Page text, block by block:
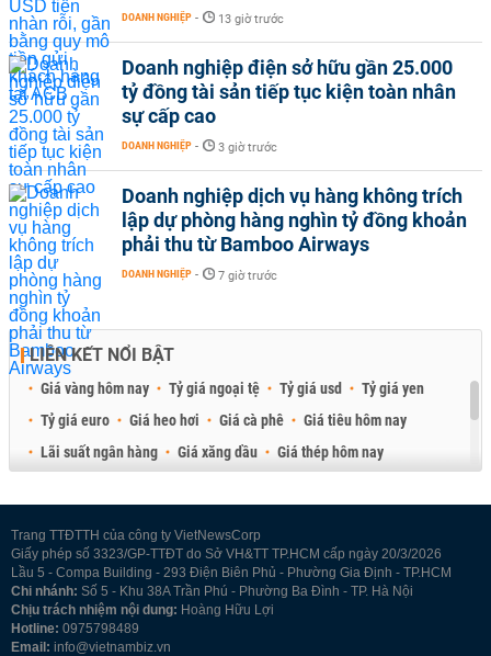
DOANH NGHIỆP - 13 giờ trước
Doanh nghiệp điện sở hữu gần 25.000
tỷ đồng tài sản tiếp tục kiện toàn nhân
sự cấp cao
DOANH NGHIỆP - 3 giờ trước
Doanh nghiệp dịch vụ hàng không trích
lập dự phòng hàng nghìn tỷ đồng khoản
phải thu từ Bamboo Airways
DOANH NGHIỆP - 7 giờ trước
LIÊN KẾT NỔI BẬT
Giá vàng hôm nay Tỷ giá ngoại tệ Tỷ giá usd
Tỷ giá yen
Tỷ giá euro
Giá heo hơi Giá cà phê
Giá tiêu hôm nay
Lãi suất ngân hàng
Giá xăng dầu
Giá thép hôm nay
Trang TTĐTTH của công ty VietNewsCorp
Giấy phép số 3323/GP-TTĐT do Sở VH&TT TP.HCM cấp ngày 20/3/2026
Lầu 5 - Compa Building - 293 Điện Biên Phủ - Phường Gia Định - TP.HCM
Chi nhánh: Số 5 - Khu 38A Trần Phú - Phường Ba Đình - TP. Hà Nội
Chịu trách nhiệm nội dung: Hoàng Hữu Lợi
Hotline: 0975798489
Email: info@vietnambiz.vn